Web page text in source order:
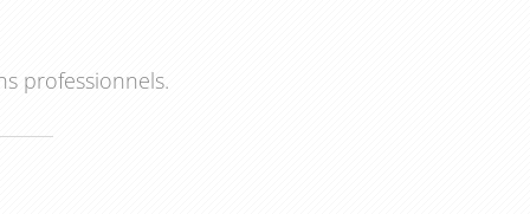
professionnels.